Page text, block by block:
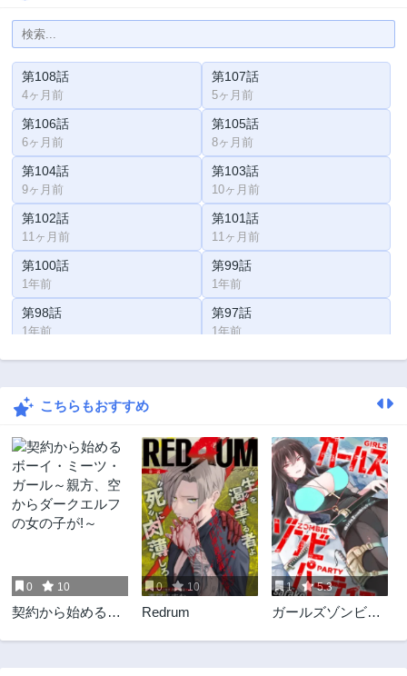
第108話
4ヶ月前
第107話
5ヶ月前
第106話
6ヶ月前
第105話
8ヶ月前
第104話
9ヶ月前
第103話
10ヶ月前
第102話
11ヶ月前
第101話
11ヶ月前
第100話
1年前
第99話
1年前
第98話
1年前
第97話
1年前
第96話 第95話
第94話
第92話
2年前
第91話
2年前
第90話
2年前
第89話
2年前
第87話
2年前
第86話
2年前
第85話
第84話 第83話
こちらもおすすめ
0 10
契約から始めるボ
らダークエルフの
0 10
Redrum
1 5.3
ガールズゾンビパ